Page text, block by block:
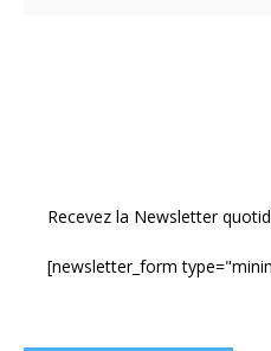
Recevez la Newsletter
[newsletter_form